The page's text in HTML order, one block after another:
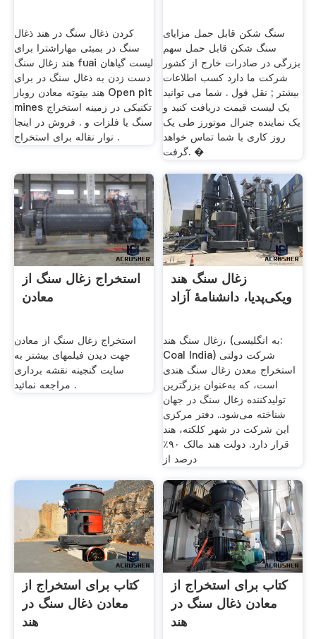
کردن ذغال سنگ در هند ذغال
سنگ در بمبئی مهاراشترا برای
هند زغال سنگ fuai لیست گیاهان
دست زدن به ذغال سنگ در برای
هند بیتوته معادن روباز Open pit
mines تکنیکی در زمینه استخراج
سنگ یا فلزات و . فروش در اینجا
. نوار نقاله برای استخراج
سنگ شکن قابل حمل مزایای
سنگ شکن قابل حمل سهم
بزرگی در صادرات خارج از کشور
شرکت ما دارد کسب اطلاعات
بیشتر ; نقل قول . شما می توانید
یک لیست قیمت دریافت کنید و
یک نماینده جنرال موتورز طی یک
روز کاری با شما تماس خواهد
گرفت. �
استخراج زغال سنگ از
معادن
استخراج زغال سنگ از معادن
جهت دیدن فیلمهای بیشتر به
سایت گنجینه نقشه برداری
مراجعه نمائید .
زغال سنگ هند
ویکی‌پدیا، دانشنامهٔ آزاد
زغال سنگ هند، (به انگلیسی:
Coal India) شرکت دولتی
استخراج معدن زغال سنگ هندی
است، که به‌عنوان بزرگترین
تولیدکننده زغال سنگ در جهان
شناخته می‌شود.. دفتر مرکزی
این شرکت در شهر کلکته، هند
قرار دارد. دولت هند مالک ۹۰٪
درصد از
کتاب برای استخراج از
معادن ذغال سنگ در
هند
کتاب برای استخراج از
معادن ذغال سنگ در
هند